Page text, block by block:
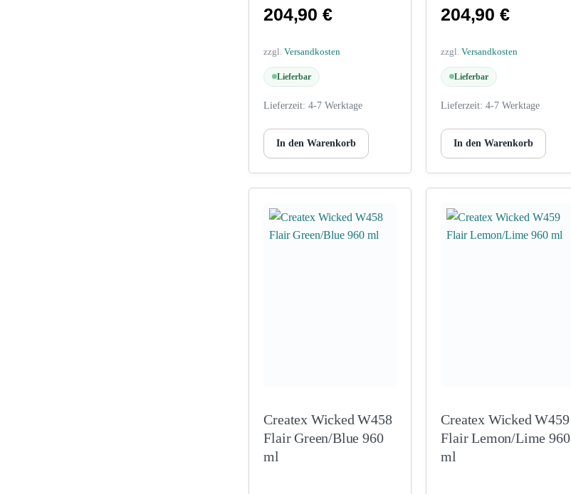
204,90 €
zzgl.Versandkosten
Lieferbar
Lieferzeit:4-7 Werktage
In den Warenkorb
204,90 €
zzgl.Versandkosten
Lieferbar
Lieferzeit:4-7 Werktage
In den Warenkorb
Createx Wicked W458
Flair Green/Blue 960
ml
Createx Wicked W459
Flair Lemon/Lime 960
ml